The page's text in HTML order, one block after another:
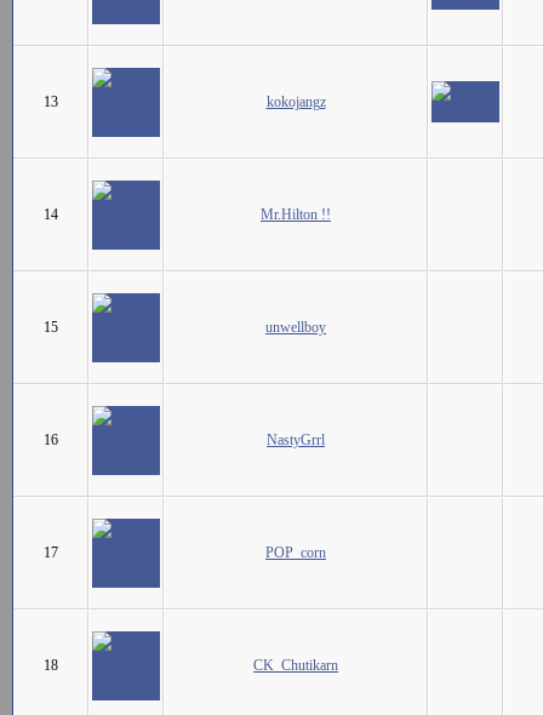
13 kokojangz
14 Mr.Hilton !!
15 unwellboy
16 NastyGrrl
17 POP_corn
18 CK_Chutikarn